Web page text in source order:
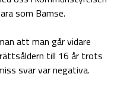
som Bamse.
att man går vidare
till 16 år trots
svar var negativa.